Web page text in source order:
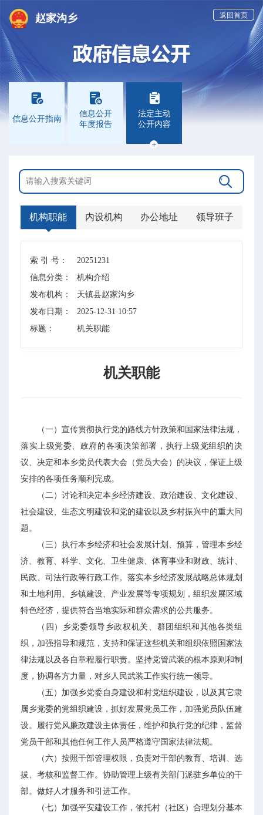
赵家沟乡 返回首页

信息公开指南

信息公开
年度报告

法定主动
公开内容


机构职能 内设机构 办公地址 领导班子
索 引 号：
20251231
信息分类：
机构介绍
发布机构：
天镇县赵家沟乡
发布日期：
2025-12-31 10:57
标题：
机关职能
机关职能
（一）宣传贯彻执行党的路线方针政策和国家法律法规，
落实上级党委、政府的各项决策部署，执行上级党组织的决
议、决定和本乡党员代表大会（党员大会）的决议，保证上级
安排的各项任务顺利完成。
（二）讨论和决定本乡经济建设、政治建设、文化建设、
社会建设、生态文明建设和党的建设以及乡村振兴中的重大问
题。
（三）执行本乡经济和社会发展计划、预算，管理本乡经
济、教育、科学、文化、卫生健康、体育事业和财政、统计、
民政、司法行政等行政工作。落实本乡经济发展战略总体规划
和土地利用、乡镇建设、产业发展等专项规划，组织发展区域
特色经济，提供符合当地实际和群众需求的公共服务。
（四）乡党委领导乡政权机关、群团组织和其他各类组
织，加强指导和规范，支持和保证这些机关和组织依照国家法
律法规以及各自章程履行职责。坚持党管武装的根本原则和制
度，协调各方力量，对乡人民武装工作实行统一领导。
（五）加强乡党委自身建设和村党组织建设，以及其它隶
属乡党委的党组织建设，抓好发展党员工作，加强党员队伍建
设。履行党风廉政建设主体责任，维护和执行党的纪律，监督
党员干部和其他任何工作人员严格遵守国家法律法规。
（六）按照干部管理权限，负责对干部的教育、培训、选
拔、考核和监督工作。协助管理上级有关部门派驻乡单位的干
部。做好人才服务和引进工作。
（七）加强平安建设工作，依托村（社区）合理划分基本